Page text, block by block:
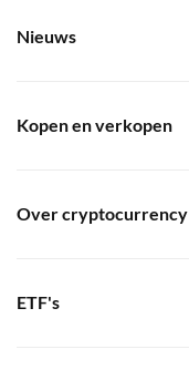
Nieuws
Kopen en verkopen
Over cryptocurrency
ETF's